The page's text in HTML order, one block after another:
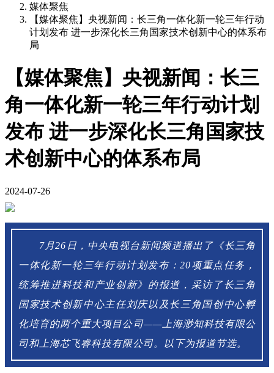
媒体聚焦
【媒体聚焦】央视新闻：长三角一体化新一轮三年行动
计划发布 进一步深化长三角国家技术创新中心的体系布
局
【媒体聚焦】央视新闻：长三
角一体化新一轮三年行动计划
发布 进一步深化长三角国家技
术创新中心的体系布局
2024-07-26
7月26日，中央电视台新闻频道播出了《长三角
一体化新一轮三年行动计划发布：20项重点任务，
统筹推进科技和产业创新》的报道，采访了长三角
国家技术创新中心主任刘庆以及长三角国创中心孵
化培育的两个重大项目公司——上海渺知科技有限公
司和上海芯飞睿科技有限公司。以下为报道节选。